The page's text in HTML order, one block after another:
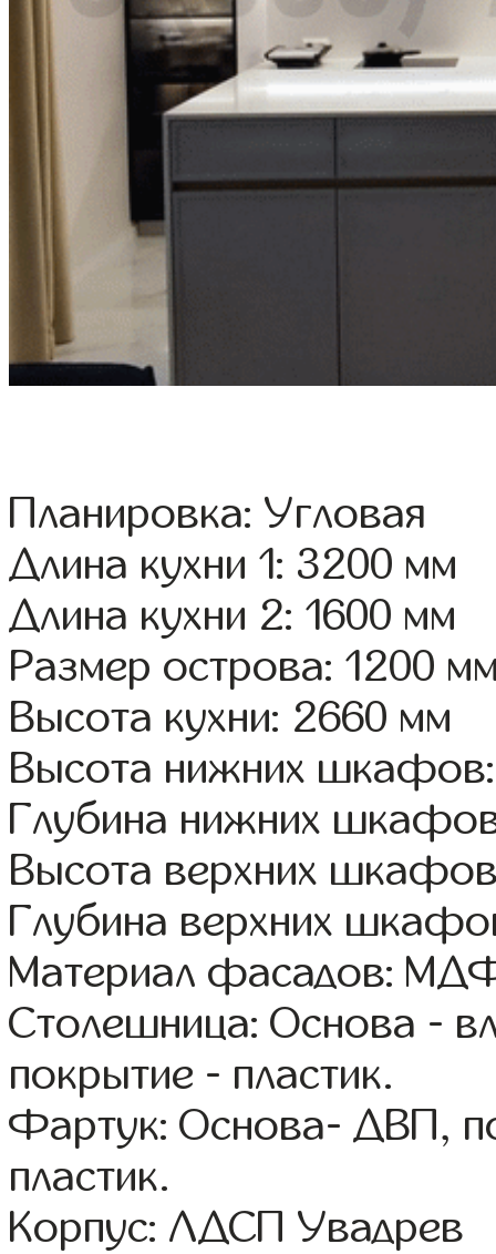
Планировка: Угловая
Длина кухни 1: 3200 мм
Длина кухни 2: 1600 мм
Размер острова: 1200
Высота кухни: 2660 мм
Высота нижних
Глубина нижних
Высота верхних
Глубина верхних
Материал фасадов:
Столешница: Основа -
покрытие - пластик.
Фартук: Основа- ДВП,
пластик.
Корпус: ЛДСП Увадрев